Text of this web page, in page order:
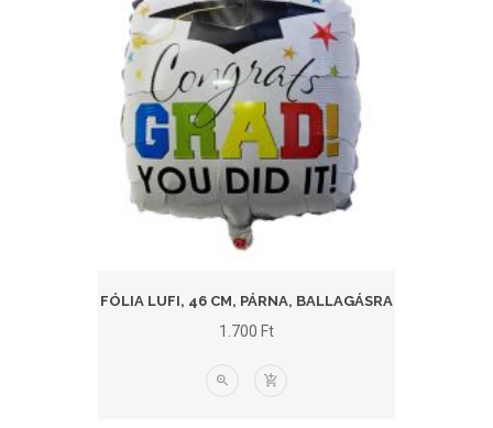
FÓLIA LUFI, 46 CM, PÁRNA, BALLAGÁSRA
1.700 Ft